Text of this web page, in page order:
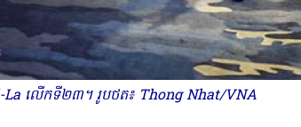
La លើកទី២៣។ រូបថត៖ Thong Nhat/VNA